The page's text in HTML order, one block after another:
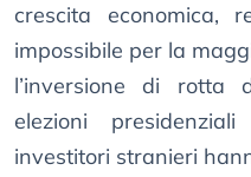
crescita economica,
impossibile per la
l’inversione di rotta
elezioni
investitori stranieri